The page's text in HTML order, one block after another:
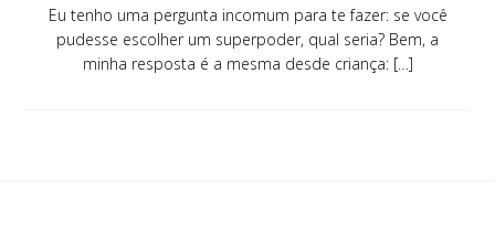
Eu tenho uma pergunta incomum para te fazer: se você
pudesse escolher um superpoder, qual seria? Bem, a
minha resposta é a mesma desde criança: […]